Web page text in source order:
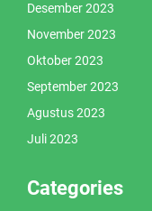
Desember 2023
November 2023
Oktober 2023
September 2023
Agustus 2023
Juli 2023
Categories